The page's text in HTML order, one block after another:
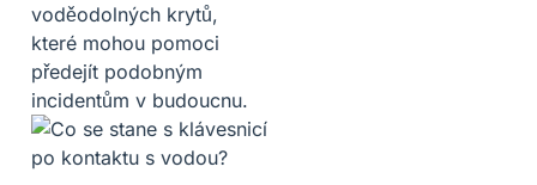
voděodolných krytů,
které mohou pomoci
předejít podobným
incidentům v budoucnu.